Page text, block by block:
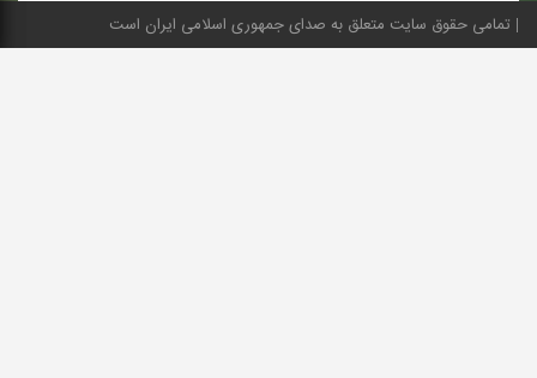
تمامی حقوق سایت متعلق به صدای جمهوری اسلامی ایران است